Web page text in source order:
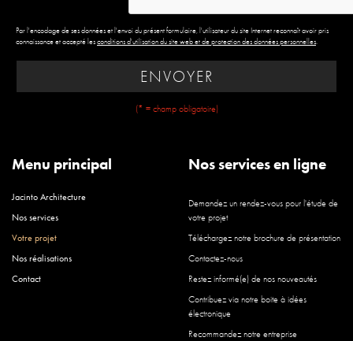
Par l'encodage de ses données et l'envoi du présent formulaire, l'utilisateur du site Internet reconnaît avoir pris
connaissance et accepté lesconditions d'utilisation du site web et de protection des données personnelles.
ENVOYER
(* = champ obligatoire)
Menu principal
Jacinto Architecture
Nos services
Votre projet
Nos réalisations
Contact
Nos services en ligne
Demandez un rendez-vous pour l'étude de
votre projet
Téléchargez notre brochure de présentation
Contactez-nous
Restez informé(e) de nos nouveautés
Contribuez via notre boite à idées
électronique
Recommandez notre entreprise